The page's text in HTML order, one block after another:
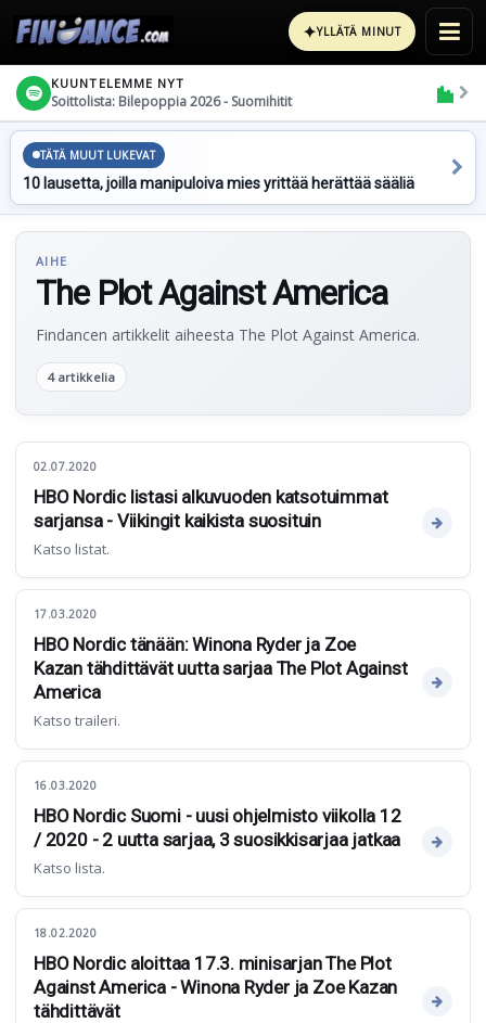
✦YLLÄTÄ MINUT
KUUNTELEMME NYT
Soittolista: Bilepoppia 2026 - Suomihitit
TÄTÄ MUUT LUKEVAT
10 lausetta, joilla manipuloiva mies yrittää herättää sääliä
AIHE
The Plot Against America
Findancen artikkelit aiheesta The Plot Against America.
4 artikkelia
02.07.2020
HBO Nordic listasi alkuvuoden katsotuimmat
sarjansa - Viikingit kaikista suosituin
Katso listat.
17.03.2020
HBO Nordic tänään: Winona Ryder ja Zoe
Kazan tähdittävät uutta sarjaa The Plot Against
America
Katso traileri.
16.03.2020
HBO Nordic Suomi - uusi ohjelmisto viikolla 12
/ 2020 - 2 uutta sarjaa, 3 suosikkisarjaa jatkaa
Katso lista.
18.02.2020
HBO Nordic aloittaa 17.3. minisarjan The Plot
Against America - Winona Ryder ja Zoe Kazan
tähdittävät